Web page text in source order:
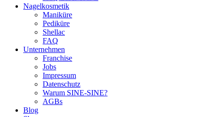
Nagelkosmetik
Maniküre
Pediküre
Shellac
FAQ
Unternehmen
Franchise
Jobs
Impressum
Datenschutz
Warum SINE-SINE?
AGBs
Blog